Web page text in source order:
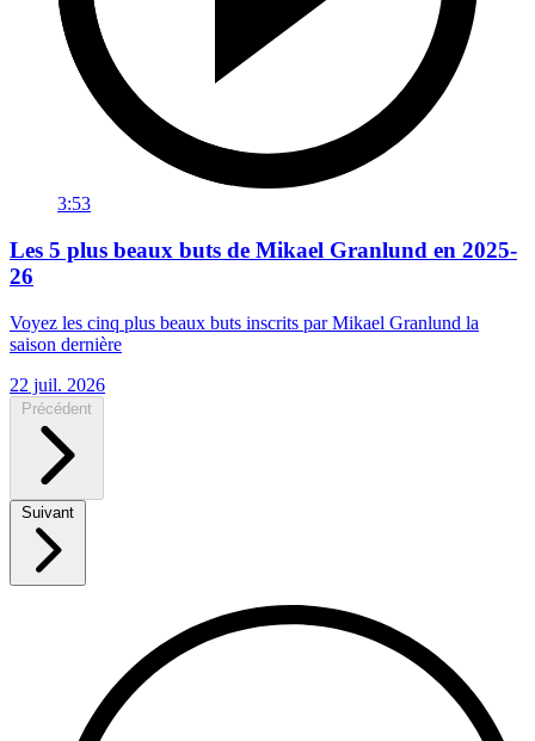
3:53
Les 5 plus beaux buts de Mikael Granlund en 2025-
26
Voyez les cinq plus beaux buts inscrits par Mikael Granlund la
saison dernière
22 juil. 2026
Précédent
Suivant